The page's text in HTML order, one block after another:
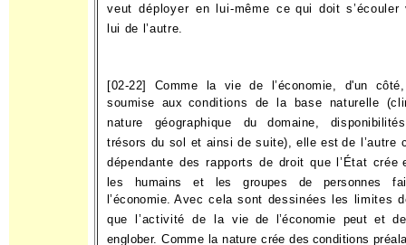
veut déployer en lui-même ce qui doit s’écouler
lui de l’autre.
[02-22] Comme la vie de l’économie, d'un
soumise aux conditions de la base naturelle
nature géographique du
domaine,
trésors du sol et ainsi de suite), elle est de l’autre
dépendante des rapports de droit que l’État crée
les humains et les groupes de personnes
l’économie. Avec cela sont dessinées les limites
que l’activité de la vie de l’économie peut et
englober. Comme la nature crée des conditions